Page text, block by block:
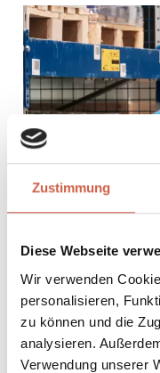
Zustimmung
Diese Webseite
Wir verwenden
personalisieren,
zu können und die
analysieren.
Verwendung unserer